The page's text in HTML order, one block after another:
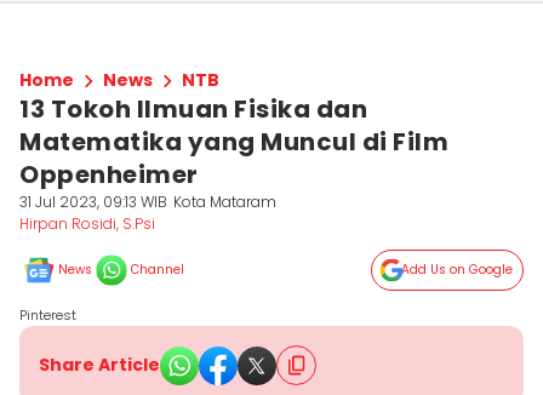
Home News NTB
13 Tokoh Ilmuan Fisika dan
Matematika yang Muncul di Film
Oppenheimer
31 Jul 2023, 09:13 WIB Kota Mataram
Hirpan Rosidi, S.Psi
News Channel Add Us on Google
Pinterest
Share Article